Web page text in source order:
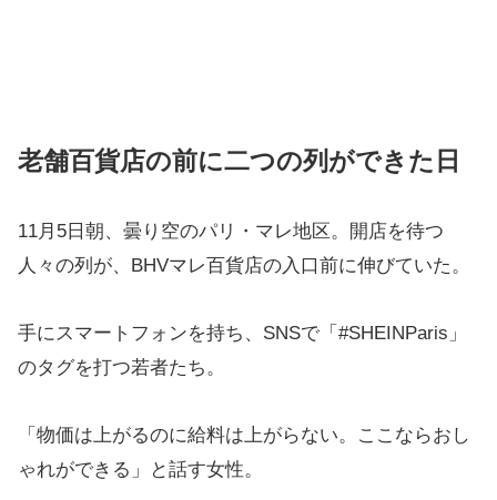
老舗百貨店の前に二つの列ができた日
11月5日朝、曇り空のパリ・マレ地区。開店を待つ
人々の列が、BHVマレ百貨店の入口前に伸びていた。
手にスマートフォンを持ち、SNSで「#SHEINParis」
のタグを打つ若者たち。
「物価は上がるのに給料は上がらない。ここならおし
ゃれができる」と話す女性。